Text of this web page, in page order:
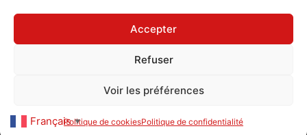
Accepter
Refuser
Voir les préférences
Politique de cookiesPolitique de confidentialité
Politique de confidentialité
Politique de cookies (UE)
Les Traces de Vos Ancêtres© 2026
Français ▼